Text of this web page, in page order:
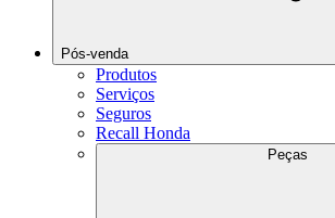
Pós-venda
Produtos
Serviços
Seguros
Recall Honda